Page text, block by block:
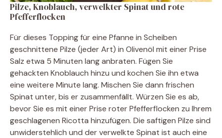
Pilze, Knoblauch, verwelkter Spinat und rote
Pfefferflocken
Für dieses Topping für eine Pfanne in Scheiben
geschnittene Pilze (jeder Art) in Olivenöl mit einer Prise
Salz etwa 5 Minuten lang anbraten. Fügen Sie
gehackten Knoblauch hinzu und kochen Sie ihn etwa
eine weitere Minute lang. Mischen Sie dann frischen
Spinat unter, bis er zusammenfällt. Würzen Sie es ab,
bevor Sie es mit einer Prise roter Pfefferflocken zu Ihrem
geschlagenen Ricotta hinzufügen. Die saftigen Pilze sind
unwiderstehlich und der verwelkte Spinat ist auch eine